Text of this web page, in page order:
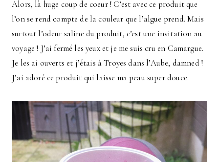
Alors, là huge coup de coeur ! C’est avec ce produit que
l’on se rend compte de la couleur que l’algue prend. Mais
surtout l’odeur saline du produit, c’est une invitation au
voyage ! J’ai fermé les yeux et je me suis cru en Camargue.
Je les ai ouverts et j’étais à Troyes dans l’Aube, damned !
J’ai adoré ce produit qui laisse ma peau super douce.